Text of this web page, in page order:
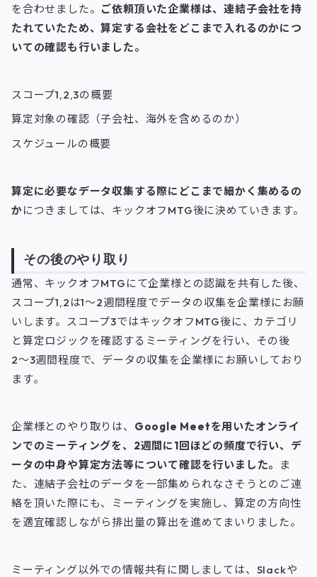
を合わせました。 ご依頼頂いた企業様は、連結子会社を持
たれていたため、算定する会社をどこまで入れるのかにつ
いての確認も行いました。
スコープ1,2,3の概要
算定対象の確認（子会社、海外を含めるのか）
スケジュールの概要
算定に必要なデータ収集する際にどこまで細かく集めるの
かにつきましては、キックオフMTG後に決めていきます。
その後のやり取り
通常、キックオフMTGにて企業様との認識を共有した後、
スコープ1,2は1〜2週間程度でデータの収集を企業様にお願
いします。スコープ3ではキックオフMTG後に、カテゴリ
と算定ロジックを確認するミーティングを行い、その後
2〜3週間程度で、データの収集を企業様にお願いしており
ます。
企業様とのやり取りは、 Google Meetを用いたオンライ
ンでのミーティングを、2週間に1回ほどの頻度で行い、デ
ータの中身や算定方法等について確認を行いました。
ま
た、連結子会社のデータを一部集められなさそうとのご連
絡を頂いた際にも、ミーティングを実施し、算定の方向性
を適宜確認しながら排出量の算出を進めてまいりました。
ミーティング以外での情報共有に関しましては、Slackや